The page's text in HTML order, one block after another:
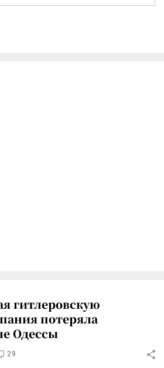
гитлеровскую
потеряла
Одессы
29